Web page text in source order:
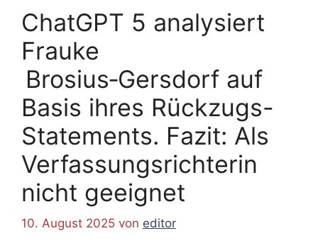
ChatGPT 5 analysiert
Frauke
Brosius‑Gersdorf auf
Basis ihres Rückzugs-
Statements. Fazit: Als
Verfassungsrichterin
nicht geeignet
10. August 2025 von editor